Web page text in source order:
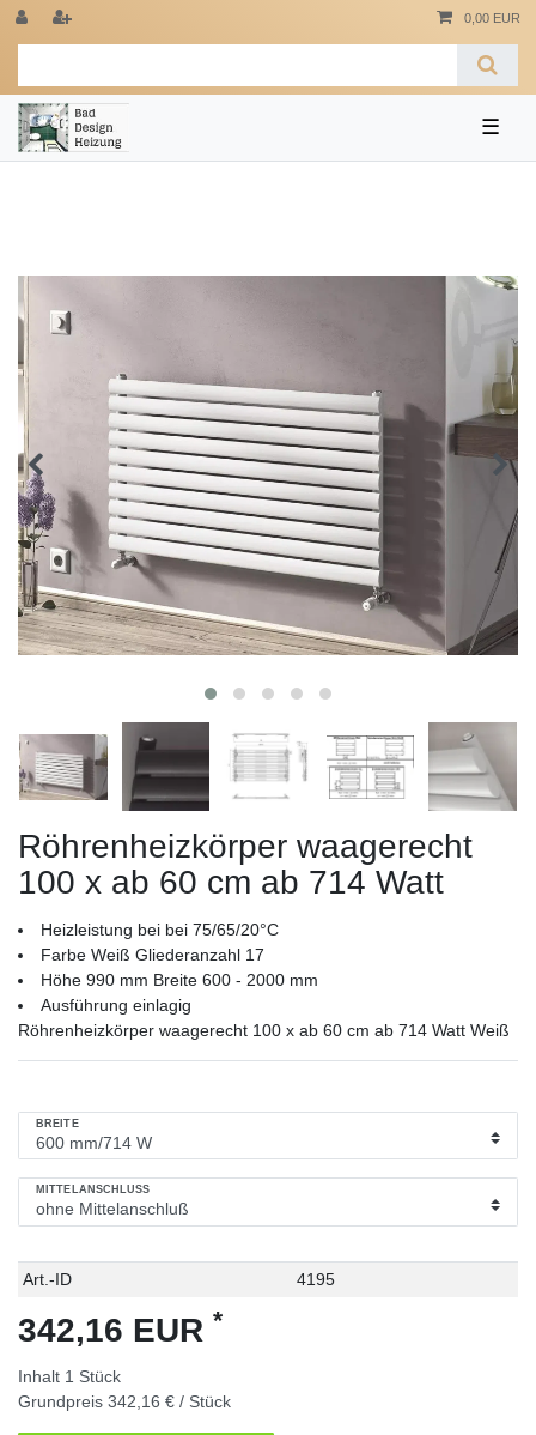
0,00 EUR
☰
Röhrenheizkörper waagerecht
100 x ab 60 cm ab 714 Watt
Heizleistung bei bei 75/65/20°C
Farbe Weiß Gliederanzahl 17
Höhe 990 mm Breite 600 - 2000 mm
Ausführung einlagig
Röhrenheizkörper waagerecht 100 x ab 60 cm ab 714 Watt Weiß
BREITE
MITTELANSCHLUSS
Technisches
Wert
Art.-ID 4195
342,16 EUR *
Inhalt 1 Stück
Grundpreis 342,16 € / Stück